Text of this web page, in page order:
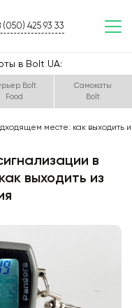
(050) 425 93 33
в Bolt UA:
Bolt
Food
Самокаты
Bolt
месте: как выходить
в
выходить из